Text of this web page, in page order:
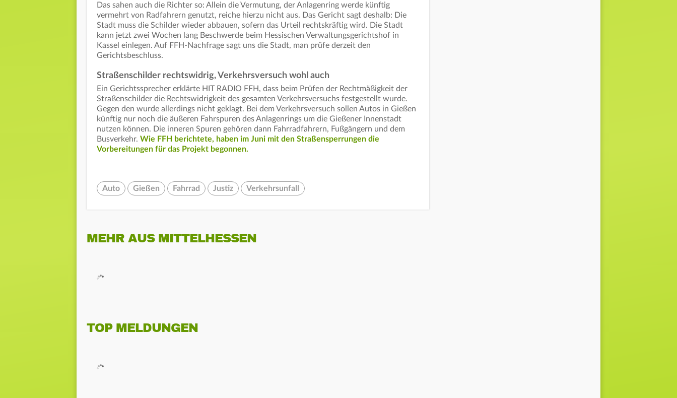
Das sahen auch die Richter so: Allein die Vermutung, der Anlagenring werde künftig
vermehrt von Radfahrern genutzt, reiche hierzu nicht aus. Das Gericht sagt deshalb: Die
Stadt muss die Schilder wieder abbauen, sofern das Urteil rechtskräftig wird. Die Stadt
kann jetzt zwei Wochen lang Beschwerde beim Hessischen Verwaltungsgerichtshof in
Kassel einlegen. Auf FFH-Nachfrage sagt uns die Stadt, man prüfe derzeit den
Gerichtsbeschluss.
Straßenschilder rechtswidrig, Verkehrsversuch wohl auch
Ein Gerichtssprecher erklärte HIT RADIO FFH, dass beim Prüfen der Rechtmäßigkeit der
Straßenschilder die Rechtswidrigkeit des gesamten Verkehrsversuchs festgestellt wurde.
Gegen den wurde allerdings nicht geklagt. Bei dem Verkehrsversuch sollen Autos in Gießen
künftig nur noch die äußeren Fahrspuren des Anlagenrings um die Gießener Innenstadt
nutzen können. Die inneren Spuren gehören dann Fahrradfahrern, Fußgängern und dem
Busverkehr. Wie FFH berichtete, haben im Juni mit den Straßensperrungen die
Vorbereitungen für das Projekt begonnen.
Auto Gießen Fahrrad Justiz Verkehrsunfall
MEHR AUS MITTELHESSEN
TOP MELDUNGEN